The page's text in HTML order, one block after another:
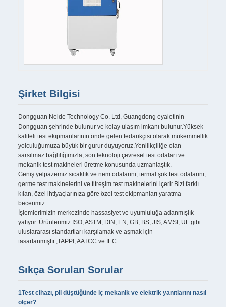
Şirket Bilgisi
Dongguan Neide Technology Co. Ltd, Guangdong eyaletinin
Dongguan şehrinde bulunur ve kolay ulaşım imkanı bulunur.Yüksek
kaliteli test ekipmanlarının önde gelen tedarikçisi olarak mükemmellik
yolculuğumuza büyük bir gurur duyuyoruz.Yenilikçiliğe olan
sarsılmaz bağlılığımızla, son teknoloji çevresel test odaları ve
mekanik test makineleri üretme konusunda uzmanlaştık.
Geniş yelpazemiz sıcaklık ve nem odalarını, termal şok test odalarını,
germe test makinelerini ve titreşim test makinelerini içerir.Bizi farklı
kılan, özel ihtiyaçlarınıza göre özel test ekipmanları yaratma
becerimiz..
İşlemlerimizin merkezinde hassasiyet ve uyumluluğa adanmışlık
yatıyor. Ürünlerimiz ISO, ASTM, DIN, EN, GB, BS, JIS, AMSI, UL gibi
uluslararası standartları karşılamak ve aşmak için
tasarlanmıştır.,TAPPI, AATCC ve IEC.
Sıkça Sorulan Sorular
1Test cihazı, pil düştüğünde iç mekanik ve elektrik yanıtlarını nasıl
ölçer?